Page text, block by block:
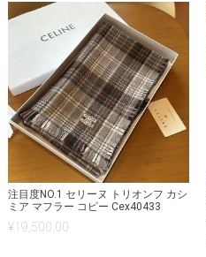
注目度NO.1 セリーヌ トリオンフ カシ
ミア マフラー コピー Cex40433
¥19,500.00